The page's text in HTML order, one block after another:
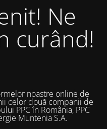
Ne
curând!
noastre online de
celor două companii de
PPC în România, PPC
Muntenia S.A.